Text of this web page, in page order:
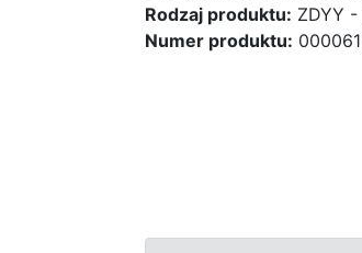
Rodzaj produktu: ZDYY
Numer produktu: